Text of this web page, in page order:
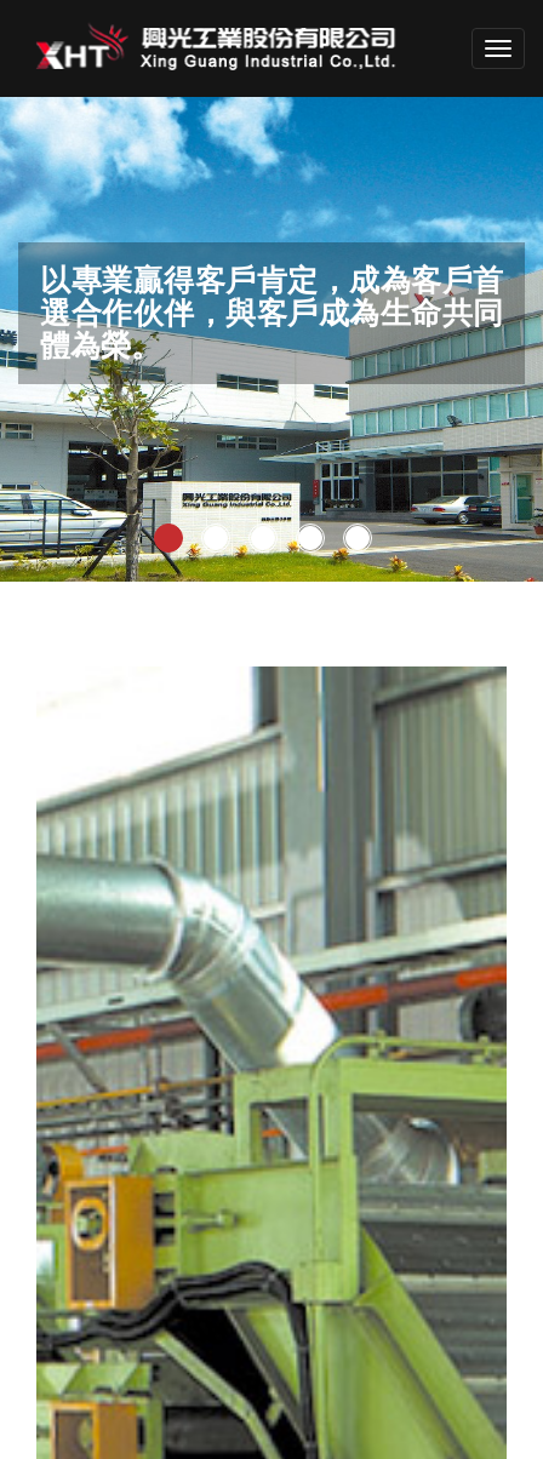
以專業贏得客戶肯定，成為客戶首
選合作伙伴，與客戶成為生命共同
體為榮。
結合創意、智慧、經驗，為產業界
做出巨大貢獻。
滿足客戶要求，邁向世界品質
保護環境，生生不息。